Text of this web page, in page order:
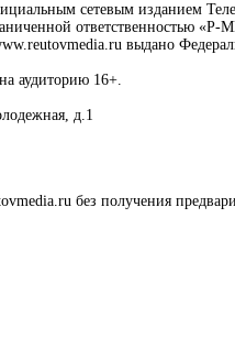
сетевым изданием
ответственностью
выдано
аудиторию 16+.
д.1
без получения